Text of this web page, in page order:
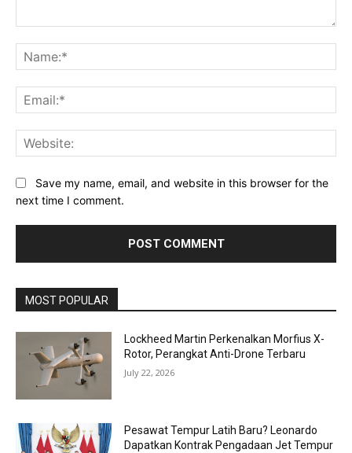
Save my name, email, and website in this browser for the
next time I comment.
MOST POPULAR
Lockheed Martin Perkenalkan Morfius X-
Rotor, Perangkat Anti-Drone Terbaru
July 22, 2026
Pesawat Tempur Latih Baru? Leonardo
Dapatkan Kontrak Pengadaan Jet Tempur